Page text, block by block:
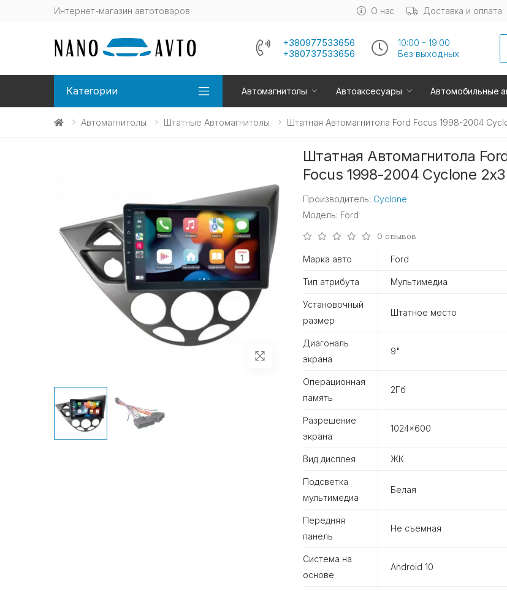
Интернет-магазин автотоваров О нас Доставка и оплата
+380977533656
+380737533656
10:00 - 19:00
Без выходных
Категории Автомагнитолы Автоаксесуары Автомобильные
Автомагнитолы Штатные Автомагнитолы Штатная Автомагнитола Ford Focus 1998-2004
Штатная Автомагнитола
Focus 1998-2004 Cyclone
Производитель: Cyclone
Модель: Ford
0 отзывов
Марка авто Ford
Тип атрибута Мультимедиа
Установочный
размер
Штатное место
Диагональ
экрана
9"
Операционная
память
2Гб
Разрешение
экрана
1024×600
Вид дисплея ЖК
Подсветка
мультимедиа
Белая
Передняя
панель
Не съемная
Система на
основе
Android 10